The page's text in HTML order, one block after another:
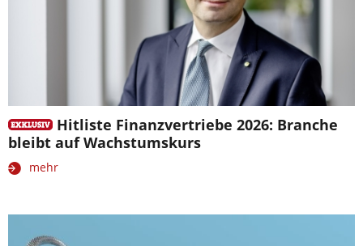
Hitliste Finanzvertriebe 2026: Branche
bleibt auf Wachstumskurs
mehr